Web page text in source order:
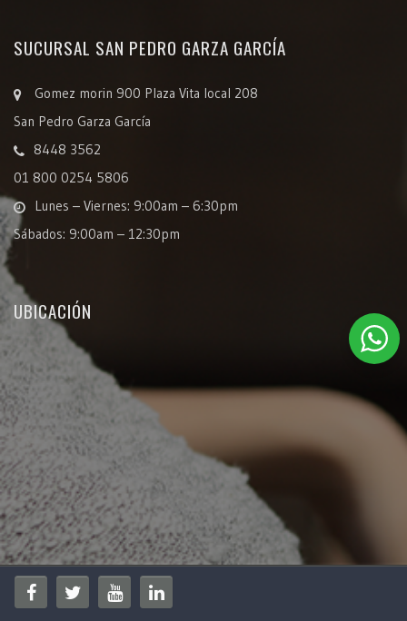
SUCURSAL SAN PEDRO GARZA GARCÍA
Gomez morin 900 Plaza Vita local 208
San Pedro Garza García
8448 3562
01 800 0254 5806
Lunes – Viernes: 9:00am – 6:30pm
Sábados: 9:00am – 12:30pm
UBICACIÓN